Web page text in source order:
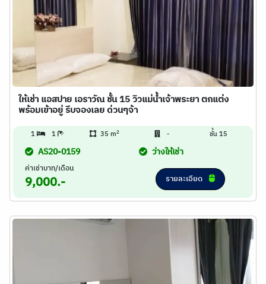
ให้เช่า แอสปาย เอราวัณ ชั้น 15 วิวแม่น้ำเจ้าพระยา ตกแต่ง
พร้อมเข้าอยู่ รีบจองเลย ด่วนๆจ้า
1 1 35 m2 - ชั้น 15
AS20-0159 ว่างให้เช่า
ค่าเช่าบาท/เดือน
9,000.- รายละเอียด